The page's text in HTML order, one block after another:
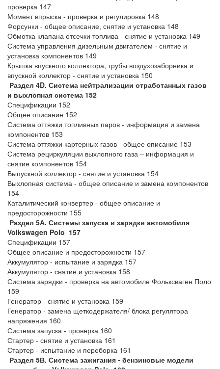
проверка 147
Момент впрыска - проверка и регулировка 148
Форсунки - общее описание, снятие и установка 148
Обмотка клапана отсечки топлива - снятие и установка 149
Система управления дизельным двигателем - снятие и
установка компонентов 149
Крышка впускного коллектора, трубы воздухозаборника и
впускной коллектор - снятие и установка 150
Раздел 4D. Система нейтрализации отработанных газов
и выхлопная система 152
Спецификации 152
Общее описание 152
Система оттяжки топливных паров - информация и замена
компонентов 153
Система оттяжки картерных газов - общее описание 153
Система рециркуляции выхлопного газа – информация и
снятие компонентов 154
Выпускной коллектор - снятие и установка 154
Выхлопная система - общее описание и замена компонентов
154
Каталитический конвертер - общее описание и
предосторожности 155
Раздел 5А. Системы запуска и зарядки автомобиля
Volkswagen Polo 157
Спецификации 157
Общее описание и предосторожности 157
Аккумулятор - испытание и зарядка 157
Аккумулятор - снятие и установка 158
Система зарядки - проверка на автомобиле Фольксваген Поло
159
Генератор - снятие и установка 159
Генератор - замена щеткодержателя/ блока регулятора
напряжения 160
Система запуска - проверка 160
Стартер - снятие и установка 161
Стартер - испытание и переборка 161
Раздел 5В. Система зажигания - бензиновые модели